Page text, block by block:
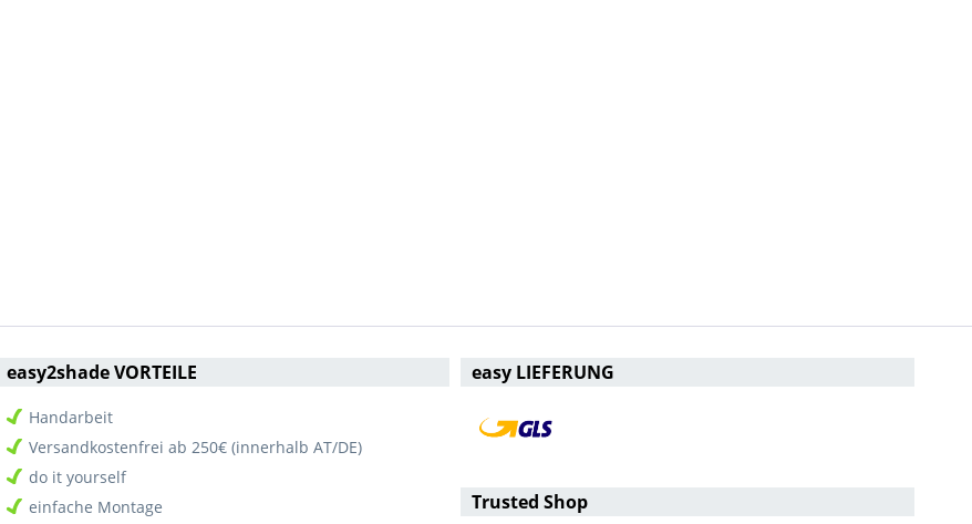
easy2shade VORTEILE
Handarbeit
Versandkostenfrei ab 250€ (innerhalb AT/DE)
do it yourself
einfache Montage
easy LIEFERUNG
Trusted Shop